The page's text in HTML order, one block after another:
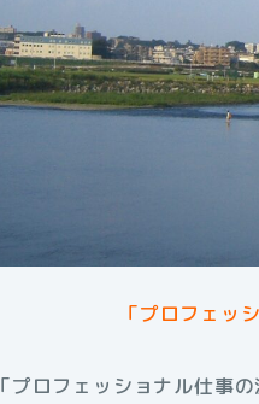
「プロフェッ
「プロフェッショナル仕事